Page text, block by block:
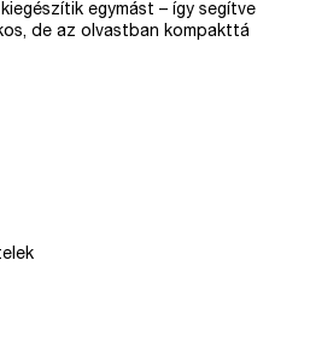
egymást – így segítve
de az olvastban kompakttá